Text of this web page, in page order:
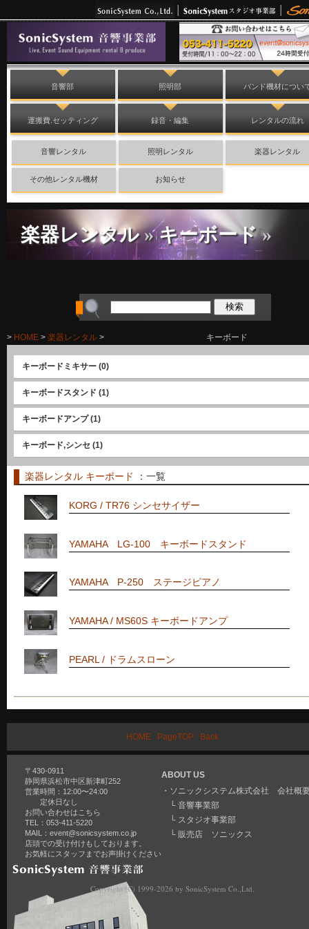
音響部 照明部 バンド機材につい
運搬費.セッティング 録音・編集 レンタルの流れ
音響レンタル 照明レンタル 楽器レンタル
その他レンタル機材 お知らせ
楽器レンタル»キーボード»
> HOME > 楽器レンタル > キーボード
キーボードミキサー (0)
キーボードスタンド (1)
キーボードアンプ(1)
キーボード,シンセ (1)
楽器レンタル キーボード ：一覧
KORG / TR76 シンセサイザー
YAMAHA LG-100 キーボードスタンド
YAMAHA P-250 ステージピアノ
YAMAHA / MS60S キーボードアンプ
PEARL / ドラムスローン
HOME PageTOP Back
〒430-0911
静岡県浜松市中区新津町252
営業時間：12:00〜24:00
定休日なし
お問い合わせはこちら
TEL：053-411-5220
MAIL： event@sonicsystem.co.jp
店頭での受け付けもしております。
お気軽にスタッフまでお声掛けください
ABOUT US
・ ソニックシステム株式会社 会社概
└ 音響事業部
└ スタジオ事業部
└ 販売店 ソニックス
Copyright (C) 1999-2026 by SonicSystem Co.,Ltd.